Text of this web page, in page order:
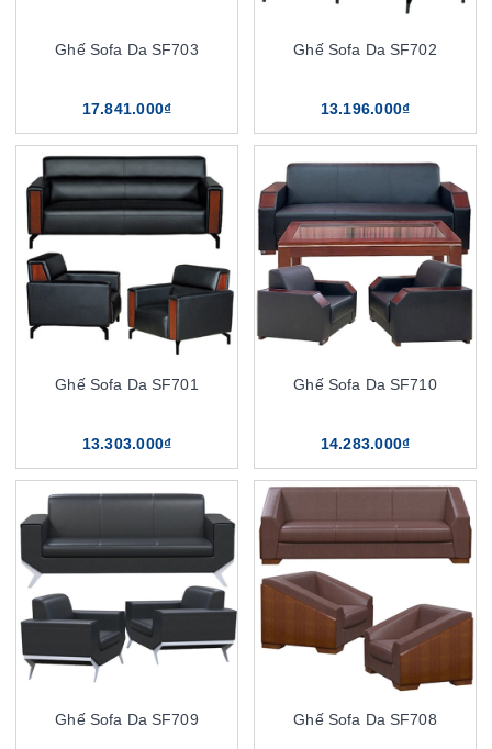
Ghế Sofa Da SF703
17.841.000₫
Ghế Sofa Da SF702
13.196.000₫
Ghế Sofa Da SF701
13.303.000₫
Ghế Sofa Da SF710
14.283.000₫
Ghế Sofa Da SF709 Ghế Sofa Da SF708